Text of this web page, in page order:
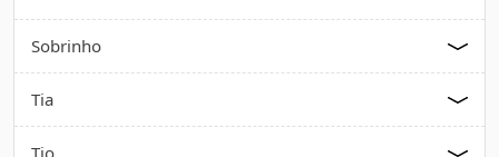
Sobrinho
Tia